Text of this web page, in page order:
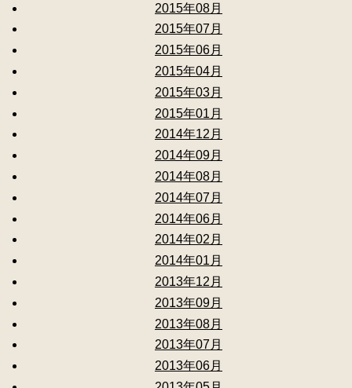
2015年08月
2015年07月
2015年06月
2015年04月
2015年03月
2015年01月
2014年12月
2014年09月
2014年08月
2014年07月
2014年06月
2014年02月
2014年01月
2013年12月
2013年09月
2013年08月
2013年07月
2013年06月